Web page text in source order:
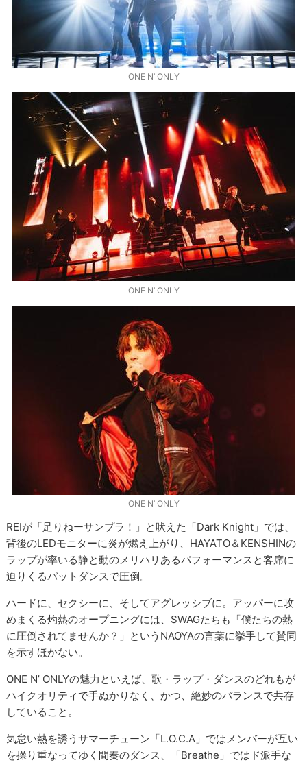
ONE N’ ONLY
ONE N’ ONLY
ONE N’ ONLY
REIが「足りねーサンプラ！」と吠えた「Dark Knight」では、
背後のLEDモニターに炎が燃え上がり、HAYATO＆KENSHINの
ラップが率いる静と動のメリハリあるパフォーマンスと客席に
迫りくるバットダンスで圧倒。
ハードに、セクシーに、そしてアグレッシブに。アッパーに攻
めまくる灼熱のオープニングには、SWAGたちも「僕たちの熱
に圧倒されてませんか？」というNAOYAの言葉に挙手して賛同
を示すほかない。
ONE N’ ONLYの魅力といえば、歌・ラップ・ダンスのどれもが
ハイクオリティで手ぬかりなく、かつ、絶妙のバランスで共存
していること。
気怠い熱を誘うサマーチューン「L.O.C.A」ではメンバーが互い
を操り重なってゆく間奏のダンス、「Breathe」ではド派手な